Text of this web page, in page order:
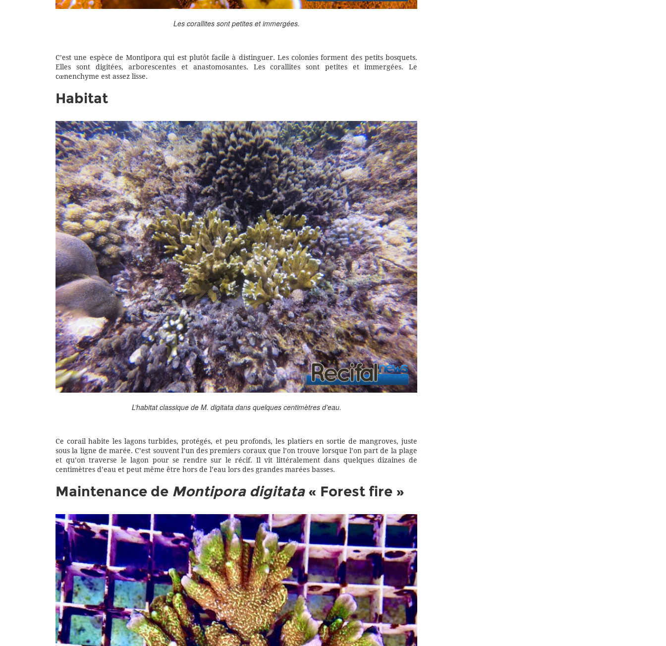
Les corallites sont petites et immergées.
C’est une espèce de Montipora qui est plutôt facile à distinguer. Les colonies forment des petits bosquets.
Elles sont digitées, arborescentes et anastomosantes. Les corallites sont petites et immergées. Le
cœnenchyme est assez lisse.
Habitat
L’habitat classique de M. digitatadans quelques centimètres d’eau.
Ce corail habite les lagons turbides, protégés, et peu profonds, les platiers en sortie de mangroves, juste
sous la ligne de marée. C’est souvent l’un des premiers coraux que l’on trouve lorsque l’on part de la plage
et qu’on traverse le lagon pour se rendre sur le récif. Il vit littéralement dans quelques dizaines de
centimètres d’eau et peut même être hors de l’eau lors des grandes marées basses.
Maintenance de Montipora digitata« Forest fire »